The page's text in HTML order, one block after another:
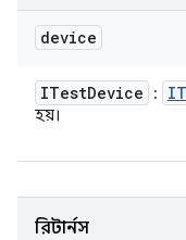
device
ITestDevice :
হয়।
রিটার্নস